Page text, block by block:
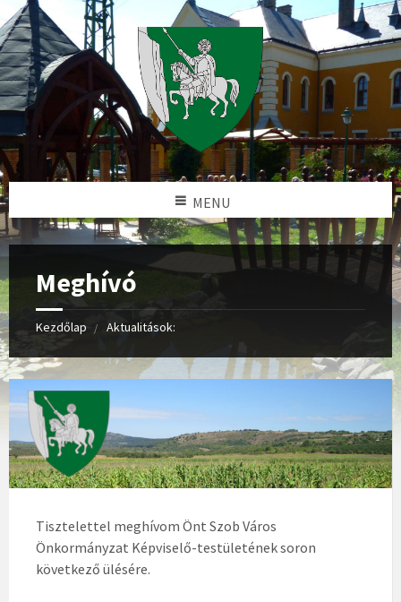
MENU
Meghívó
Kezdőlap Aktualitások:
Tisztelettel meghívom Önt Szob Város
Önkormányzat Képviselő-testületének soron
következő ülésére.